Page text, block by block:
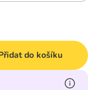
do košíku